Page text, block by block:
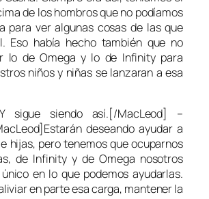
de los hombros que no podíamos
para ver algunas cosas de las que
Eso había hecho también que no
lo de Omega y lo de Infinity para
niños y niñas se lanzaran a esa
sigue siendo así.[/MacLeod] –
deseando ayudar a
hijas, pero tenemos que ocuparnos
de Infinity y de Omega nosotros
en lo que podemos ayudarlas.
en parte esa carga, mantener la